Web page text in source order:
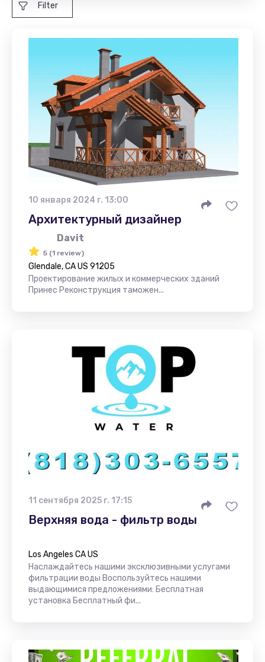
Filter
10 января 2024 г. 13:00
Архитектурный дизайнер
Davit
5 (1 review)
Glendale, CA US 91205
Проектирование жилых и коммерческих зданий
Принес Реконструкция таможен...
11 сентября 2025 г. 17:15
Верхняя вода - фильтр воды
Los Angeles CA US
Наслаждайтесь нашими эксклюзивными услугами
фильтрации воды Воспользуйтесь нашими
выдающимися предложениями: Бесплатная
установка Бесплатный фи...